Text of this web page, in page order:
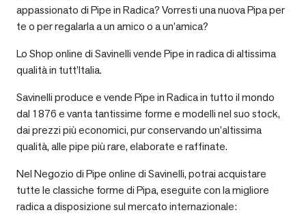
appassionato di Pipe in Radica? Vorresti una nuova Pipa per
te o per regalarla a un amico o a un’amica?
Lo Shop online di Savinelli vende Pipe in radica di altissima
qualità in tutt’Italia.
Savinelli produce e vende Pipe in Radica in tutto il mondo
dal 1876 e vanta tantissime forme e modelli nel suo stock,
dai prezzi più economici, pur conservando un’altissima
qualità, alle pipe più rare, elaborate e raffinate.
Nel Negozio di Pipe online di Savinelli, potrai acquistare
tutte le classiche forme di Pipa, eseguite con la migliore
radica a disposizione sul mercato internazionale: